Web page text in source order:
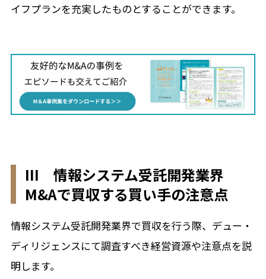
イフプランを充実したものとすることができます。
III 情報システム受託開発業界
M&Aで買収する買い手の注意点
情報システム受託開発業界で買収を行う際、デュー・
ディリジェンスにて調査すべき経営資源や注意点を説
明します。